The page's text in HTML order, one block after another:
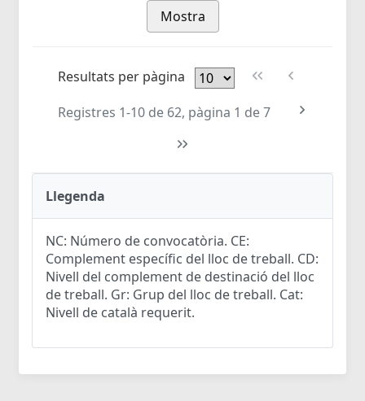
Mostra
Resultats per pàgina
Registres 1-10 de 62, pàgina 1 de 7
Llegenda
NC: Número de convocatòria. CE:
Complement específic del lloc de treball. CD:
Nivell del complement de destinació del lloc
de treball. Gr: Grup del lloc de treball. Cat:
Nivell de català requerit.